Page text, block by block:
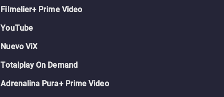
Filmelier+ Prime Video
YouTube
Nuevo ViX
Totalplay On Demand
Adrenalina Pura+ Prime Video